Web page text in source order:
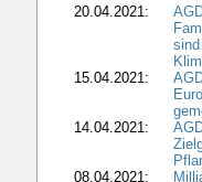
20.04.2021:
15.04.2021:
14.04.2021:
08.04.2021: